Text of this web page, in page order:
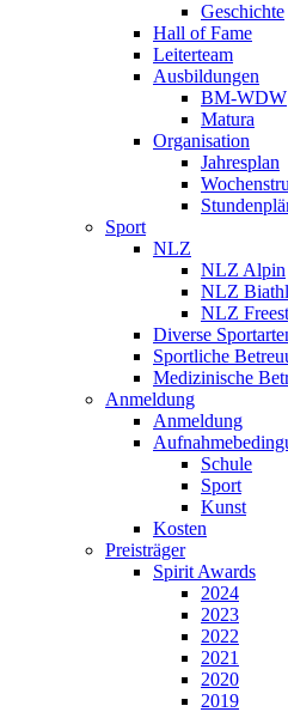
Geschichte
Hall of Fame
Leiterteam
Ausbildungen
BM-WDW
Matura
Organisation
Jahresplan
Sport
NLZ
NLZ Alpin
NLZ
NLZ
Diverse
Sportliche
Medizinische
Anmeldung
Anmeldung
Schule
Sport
Kunst
Kosten
Preisträger
Spirit Awards
2024
2023
2022
2021
2020
2019